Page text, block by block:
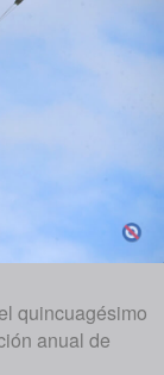
quincuagésimo
anual de